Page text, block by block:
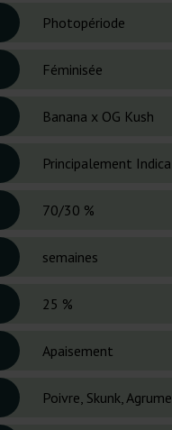
Photopériode
Féminisée
Banana x OG Kush
Principalement Indica
70/30 %
semaines
25 %
Apaisement
Poivre, Skunk,